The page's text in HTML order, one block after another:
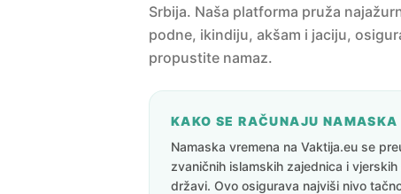
Srbija. Naša platforma pruža
podne, ikindiju, akšam i jaciju,
propustite namaz.
KAKO SE RAČUNAJU NAMASKA
Namaska vremena na Vaktija.eu se
zvaničnih islamskih zajednica i
državi. Ovo osigurava najviši nivo